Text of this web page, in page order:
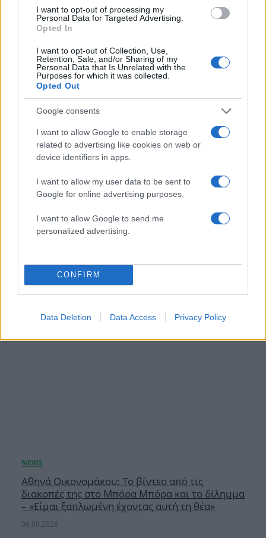
I want to opt-out of processing my
Personal Data for Targeted Advertising.
Opted In
I want to opt-out of Collection, Use,
Retention, Sale, and/or Sharing of my
Personal Data that Is Unrelated with the
Purposes for which it was collected.
Opted Out
Google consents
I want to allow Google to enable storage
related to advertising like cookies on web or
device identifiers in apps.
I want to allow my user data to be sent to
Google for online advertising purposes.
I want to allow Google to send me
personalized advertising.
CONFIRM
Data Deletion Data Access Privacy Policy
Η Κατερίνα Γερονικολού στην Λευκάδα:
Ποζάρει με καλοκαιρινή διάθεση στην πισίνα –
Αθηνά Οικονομάκου: Το βίντεο από τις
διακοπές της στο Μπόρα Μπόρα και το δίλημμα
– «Είμαι ξαπλωμένη έχοντας αυτή τη θέα»
06.08.2026